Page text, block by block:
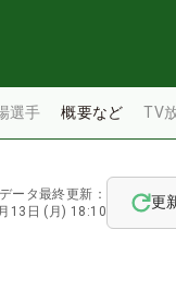
選手 概要など TV
データ最終更新：
13日 (月) 18:10
更